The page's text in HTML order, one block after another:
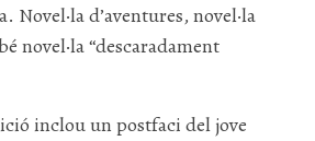
Novel·la d’aventures, novel·la
novel·la “descaradament
inclou un postfaci del jove